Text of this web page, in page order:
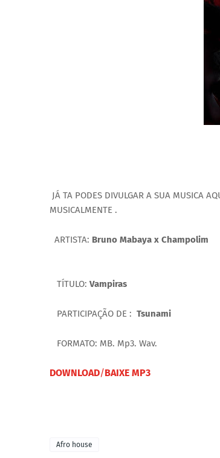
JÁ TA PODES DIVULGAR A SUA MUSICA
MUSICALMENTE .
ARTISTA: Bruno Mabaya x Champolim
TÍTULO: Vampiras
PARTICIPAÇÃO DE : Tsunami
FORMATO: MB. Mp3. Wav.
DOWNLOAD/BAIXE MP3
Afro house